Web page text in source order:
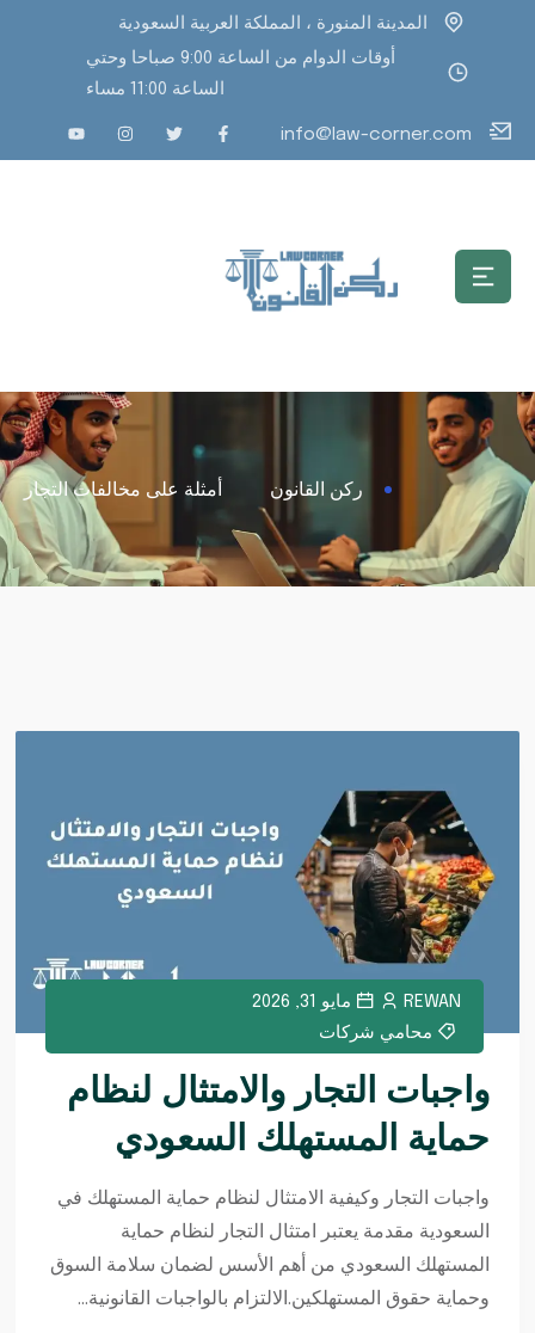
المدينة المنورة ، المملكة العربية السعودية
أوقات الدوام من الساعة 9:00 صباحا وحتي
الساعة 11:00 مساء
info@law-corner.com
ركن القانون أمثلة على مخالفات التجار
REWAN
مايو 31, 2026
محامي شركات
واجبات التجار والامتثال لنظام
حماية المستهلك السعودي
واجبات التجار وكيفية الامتثال لنظام حماية المستهلك في
السعودية مقدمة يعتبر امتثال التجار لنظام حماية
المستهلك السعودي من أهم الأسس لضمان سلامة السوق
وحماية حقوق المستهلكين.الالتزام بالواجبات القانونية...